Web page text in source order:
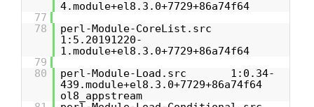
4.module+el8.3.0+7729+86a74f64
77
78
perl-Module-CoreList.src
1:5.20191220-
1.module+el8.3.0+7729+86a74f64
79
80
perl-Module-Load.src 1:0.34-
439.module+el8.3.0+7729+86a74f64
ol8_appstream